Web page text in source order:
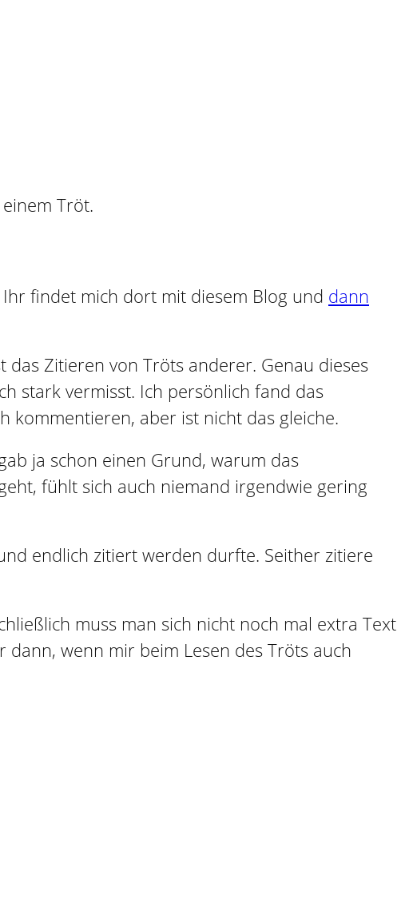
findet mich dort mit diesem Blog und dann
Zitieren von Tröts anderer. Genau dieses
stark vermisst. Ich persönlich fand das
kommentieren, aber ist nicht das gleiche.
ja schon einen Grund, warum das
fühlt sich auch niemand irgendwie gering
endlich zitiert werden durfte. Seither zitiere
muss man sich nicht noch mal extra Text
wenn mir beim Lesen des Tröts auch